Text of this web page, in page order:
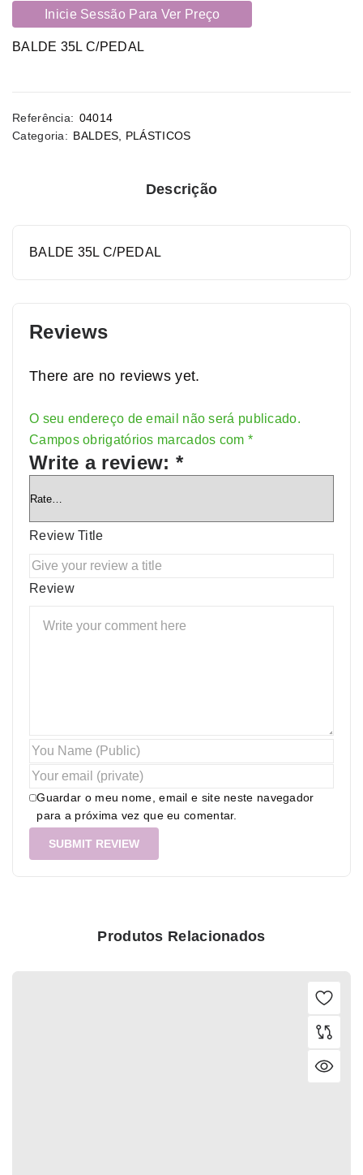
Inicie Sessão Para Ver Preço
BALDE 35L C/PEDAL
Referência: 04014
Categoria: BALDES PLÁSTICOS
Descrição
BALDE 35L C/PEDAL
Reviews
There are no reviews yet.
O seu endereço de email não será publicado.
Campos obrigatórios marcados com *
Write a review: *
Review Title
Review
Guardar o meu nome, email e site neste navegador
para a próxima vez que eu comentar.
Alternative:
Produtos Relacionados